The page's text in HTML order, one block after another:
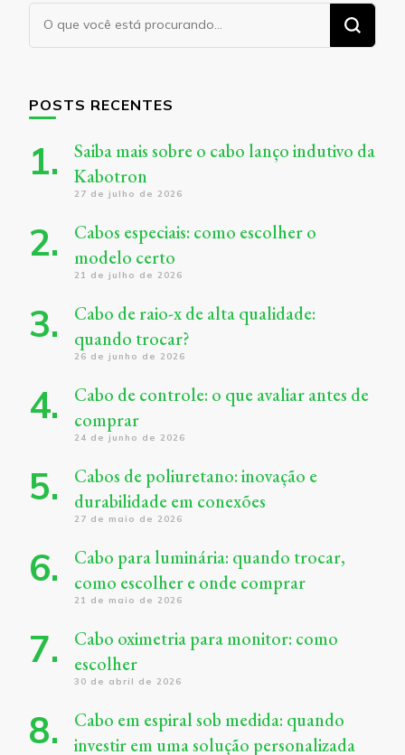
Procurando
algo?
POSTS RECENTES
Saiba mais sobre o cabo lanço indutivo da
Kabotron
27 de julho de 2026
Cabos especiais: como escolher o
modelo certo
21 de julho de 2026
Cabo de raio-x de alta qualidade:
quando trocar?
26 de junho de 2026
Cabo de controle: o que avaliar antes de
comprar
24 de junho de 2026
Cabos de poliuretano: inovação e
durabilidade em conexões
27 de maio de 2026
Cabo para luminária: quando trocar,
como escolher e onde comprar
21 de maio de 2026
Cabo oximetria para monitor: como
escolher
30 de abril de 2026
Cabo em espiral sob medida: quando
investir em uma solução personalizada